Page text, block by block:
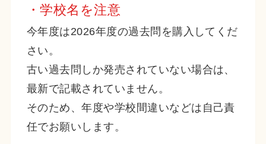
・学校名を注意
今年度は2026年度の過去問を購入してくだ
さい。
古い過去問しか発売されていない場合は、
最新で記載されていません。
そのため、年度や学校間違いなどは自己責
任でお願いします。